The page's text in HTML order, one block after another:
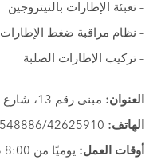
– تعبئة الإطارات بالنيتروجين
– نظام مراقبة ضغط الإطارات
– تركيب الإطارات الصلبة
العنوان: مبنى رقم 13، شارع 10أ، الخبيصي، الديرة، دبي.
الهاتف:
أوقات العمل: يوميًا من 8:00 صباحًا حتى 6:00 مساءً.